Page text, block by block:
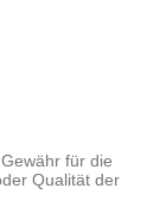
für die
Qualität der